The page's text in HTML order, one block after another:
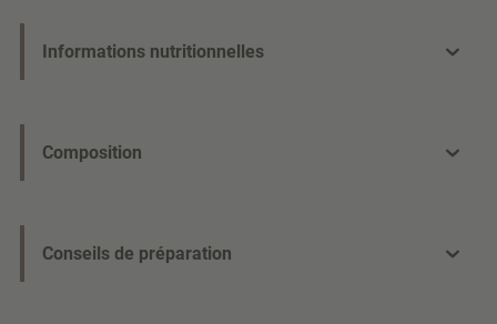
Informations nutritionnelles
Composition
Conseils de préparation